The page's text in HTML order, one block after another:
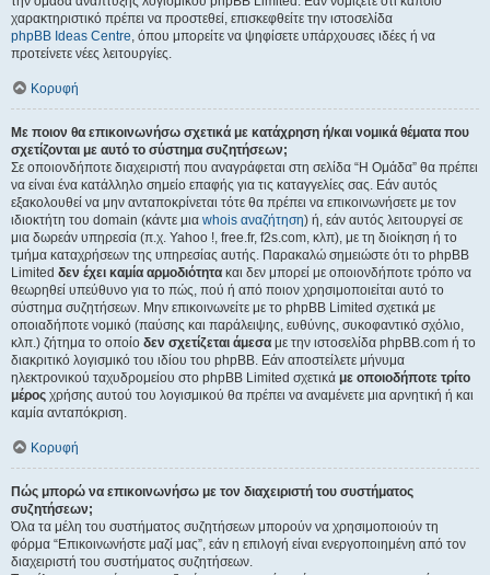
χαρακτηριστικό πρέπει να προστεθεί, επισκεφθείτε την ιστοσελίδα
phpBB Ideas Centre, όπου μπορείτε να ψηφίσετε υπάρχουσες ιδέες ή να
προτείνετε νέες λειτουργίες.
Κορυφή
Με ποιον θα επικοινωνήσω σχετικά με κατάχρηση ή/και νομικά θέματα που
σχετίζονται με αυτό το σύστημα συζητήσεων;
Σε οποιονδήποτε διαχειριστή που αναγράφεται στη σελίδα “Η Ομάδα” θα πρέπει
να είναι ένα κατάλληλο σημείο επαφής για τις καταγγελίες σας. Εάν αυτός
εξακολουθεί να μην ανταποκρίνεται τότε θα πρέπει να επικοινωνήσετε με τον
ιδιοκτήτη του domain (κάντε μια whois αναζήτηση) ή, εάν αυτός λειτουργεί σε
μια δωρεάν υπηρεσία (π.χ. Yahoo !, free.fr, f2s.com, κλπ), με τη διοίκηση ή το
τμήμα καταχρήσεων της υπηρεσίας αυτής. Παρακαλώ σημειώστε ότι το phpBB
Limited δεν έχει καμία αρμοδιότητα και δεν μπορεί με οποιονδήποτε τρόπο να
θεωρηθεί υπεύθυνο για το πώς, πού ή από ποιον χρησιμοποιείται αυτό το
σύστημα συζητήσεων. Μην επικοινωνείτε με το phpBB Limited σχετικά με
οποιαδήποτε νομικό (παύσης και παράλειψης, ευθύνης, συκοφαντικό σχόλιο,
κλπ.) ζήτημα το οποίο δεν σχετίζεται άμεσα με την ιστοσελίδα phpBB.com ή το
διακριτικό λογισμικό του ιδίου του phpBB. Εάν αποστείλετε μήνυμα
ηλεκτρονικού ταχυδρομείου στο phpBB Limited σχετικά με οποιοδήποτε τρίτο
μέρος χρήσης αυτού του λογισμικού θα πρέπει να αναμένετε μια αρνητική ή και
καμία ανταπόκριση.
Κορυφή
Πώς μπορώ να επικοινωνήσω με τον διαχειριστή του συστήματος
συζητήσεων;
Όλα τα μέλη του συστήματος συζητήσεων μπορούν να χρησιμοποιούν τη
φόρμα “Επικοινωνήστε μαζί μας”, εάν η επιλογή είναι ενεργοποιημένη από τον
διαχειριστή του συστήματος συζητήσεων.